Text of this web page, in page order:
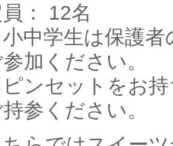
： 12名
中学生は保護者
加ください。
ンセットをお持
参ください。